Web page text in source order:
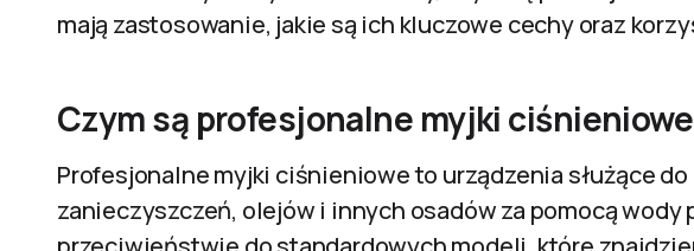
mają zastosowanie, jakie są ich kluczowe cechy oraz
Czym są profesjonalne myjki
Profesjonalne myjki ciśnieniowe to urządzenia służące
zanieczyszczeń, olejów i innych osadów za pomocą